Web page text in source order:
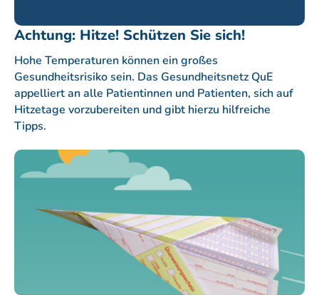
Achtung: Hitze! Schützen Sie sich!
Hohe Temperaturen können ein großes
Gesundheitsrisiko sein. Das Gesundheitsnetz QuE
appelliert an alle Patientinnen und Patienten, sich auf
Hitzetage vorzubereiten und gibt hierzu hilfreiche
Tipps.